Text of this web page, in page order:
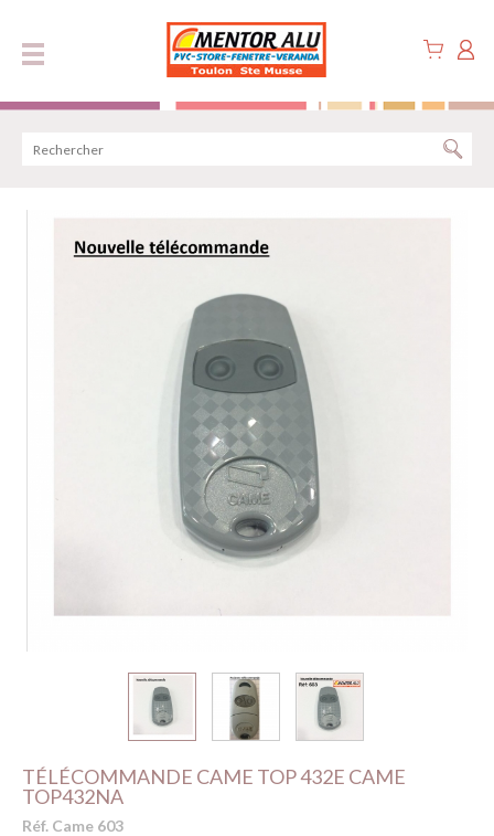
TÉLÉCOMMANDE CAME TOP 432E CAME
TOP432NA
Réf. Came 603